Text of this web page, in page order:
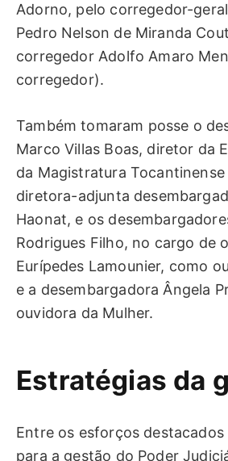
Adorno, pelo corregedor-
Pedro Nelson de Miranda
corregedor Adolfo Amaro
corregedor).
Também tomaram posse o
Marco Villas Boas, diretor da
da Magistratura Tocantinense
diretora-adjunta
Haonat, e os
Rodrigues Filho, no cargo de
Eurípedes Lamounier, como
e a desembargadora Ângela
ouvidora da Mulher.
Estratégias da
Entre os esforços
para a gestão do Poder